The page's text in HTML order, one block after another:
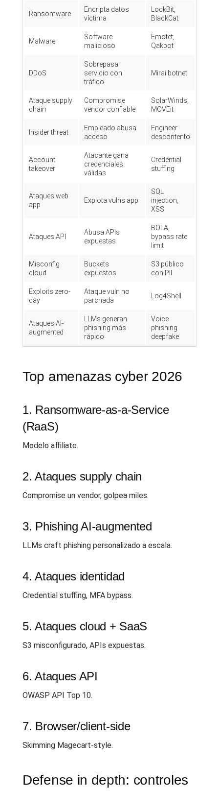
Ransomware
Encripta datos
víctima
LockBit,
BlackCat
Malware
Software
malicioso
Emotet,
Qakbot
DDoS
Sobrepasa
servicio con
tráfico
Mirai botnet
Ataque supply
chain
Compromise
vendor confiable
SolarWinds,
MOVEit
Insider threat
Empleado abusa
acceso
Engineer
descontento
Account
takeover
Atacante gana
credenciales
válidas
Credential
stuffing
Ataques web
app
Explota vulns app
SQL
injection,
XSS
Ataques API
Abusa APIs
expuestas
BOLA,
bypass rate
limit
Misconfig
cloud
Buckets
expuestos
S3 público
con PII
Exploits zero-
day
Ataque vuln no
parchada
Log4Shell
Ataques AI-
augmented
LLMs generan
phishing más
rápido
Voice
phishing
deepfake
Top amenazas cyber 2026
1. Ransomware-as-a-Service
(RaaS)
Modelo affiliate.
2. Ataques supply chain
Compromise un vendor, golpea miles.
3. Phishing AI-augmented
LLMs craft phishing personalizado a escala.
4. Ataques identidad
Credential stuffing, MFA bypass.
5. Ataques cloud + SaaS
S3 misconfigurado, APIs expuestas.
6. Ataques API
OWASP API Top 10.
7. Browser/client-side
Skimming Magecart-style.
Defense in depth: controles